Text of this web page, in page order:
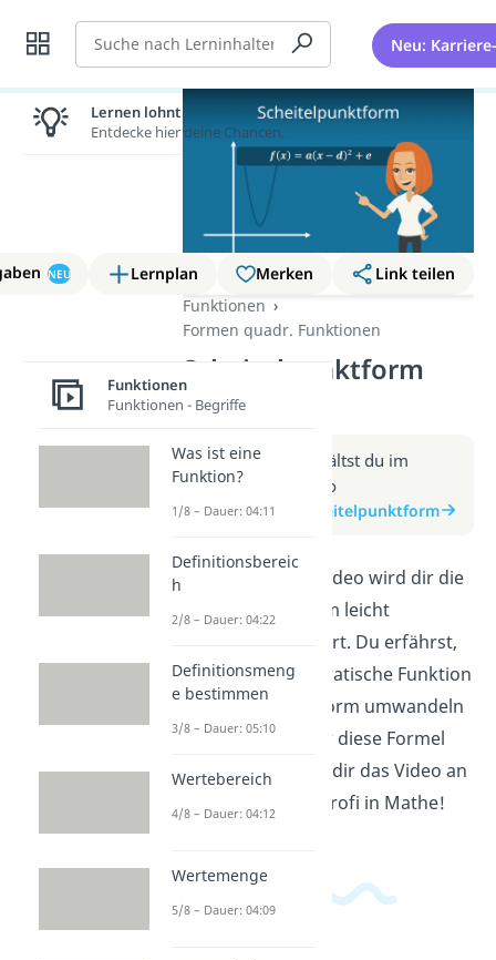
Suche Neu:
NEU Lernplan Merken
Link teilen
Funktionen
Formen quadr. Funktionen
Scheitelpunktform
(Video)
Weitere Infos erhältst du im
Beitrag zum Video
zum Beitrag: Scheitelpunktform
In diesem Erklärvideo wird dir die
Scheitelpunktform leicht
verständlich erklärt. Du erfährst,
wie du eine quadratische Funktion
in Scheitelpunktform umwandeln
kannst und wofür diese Formel
wichtig ist. Schau dir das Video an
und werde zum Profi in Mathe!
Lernen lohnt sich!
Entdecke hier deine Chancen.
Funktionen
Funktionen - Begriffe
Was ist eine
Funktion?
1/8 – Dauer: 04:11
Definitionsbereic
h
2/8 – Dauer: 04:22
Definitionsmeng
e bestimmen
3/8 – Dauer: 05:10
Wertebereich
4/8 – Dauer: 04:12
Wertemenge
5/8 – Dauer: 04:09